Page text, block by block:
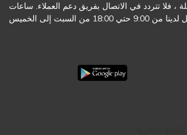
، فلا تتردد في الاتصال بفريق دعم العملاء. ساعات
حتي 18:00 من السبت إلى الخميس